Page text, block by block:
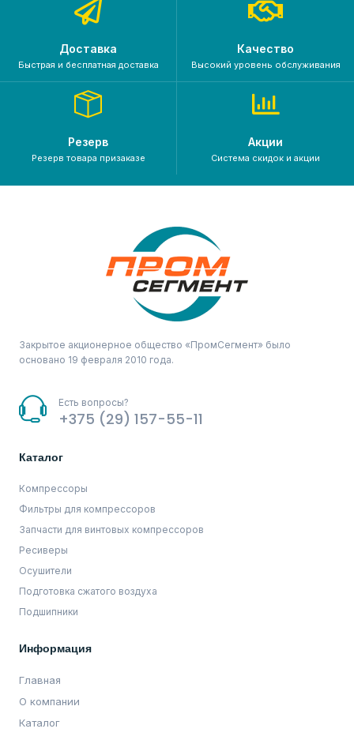
Доставка
Быстрая и бесплатная доставка
Качество
Высокий уровень обслуживания
Резерв
Резерв товара призаказе
Акции
Система скидок и акции
Закрытое акционерное общество «ПромСегмент» было
основано 19 февраля 2010 года.
Есть вопросы?
+375 (29) 157-55-11
Каталог
Компрессоры
Фильтры для компрессоров
Запчасти для винтовых компрессоров
Ресиверы
Осушители
Подготовка сжатого воздуха
Подшипники
Информация
Главная
О компании
Каталог